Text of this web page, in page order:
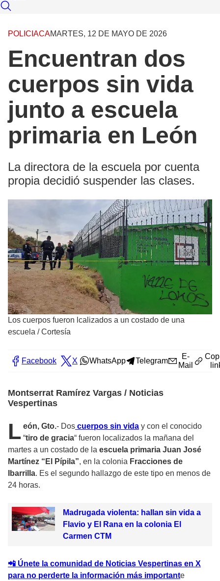
POLICIACAMARTES, 12 DE MAYO DE 2026
Encuentran dos
cuerpos sin vida
junto a escuela
primaria en León
La directora de la escuela por cuenta
propia decidió suspender las clases.
Los cuerpos fueron lcalizados a un costado de una
escuela /Cortesía
Facebook X WhatsApp Telegram
E-
Mail
Montserrat Ramírez Vargas / Noticias
Vespertinas
L eón, Gto.- Dos cuerpos sin vida y con el conocido
“tiro de gracia“ fueron localizados la mañana del
martes a un costado de la escuela primaria Juan José
Martínez “El Pípila”, en la colonia Fracciones de
Ibarrilla. Es el segundo hallazgo de este tipo en menos de
24 horas.
Madrugada violenta: hallan sin vida a
Flavio y El Rana en la colonia El
Carmen CTM
📲 Únete la comunidad de Noticias Vespertinas en X
para no perderte la información más importante